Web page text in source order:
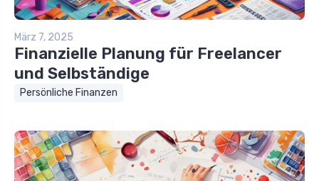
März 7, 2025
Finanzielle Planung für Freelancer
und Selbständige
Persönliche Finanzen